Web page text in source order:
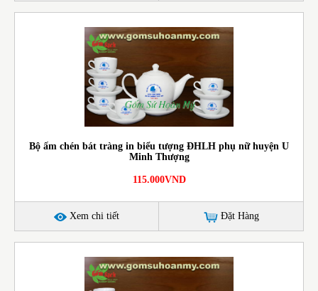
Bộ ấm chén bát tràng in biểu tượng ĐHLH phụ nữ huyện U
Minh Thượng
115.000VND
Xem chi tiết Đặt Hàng